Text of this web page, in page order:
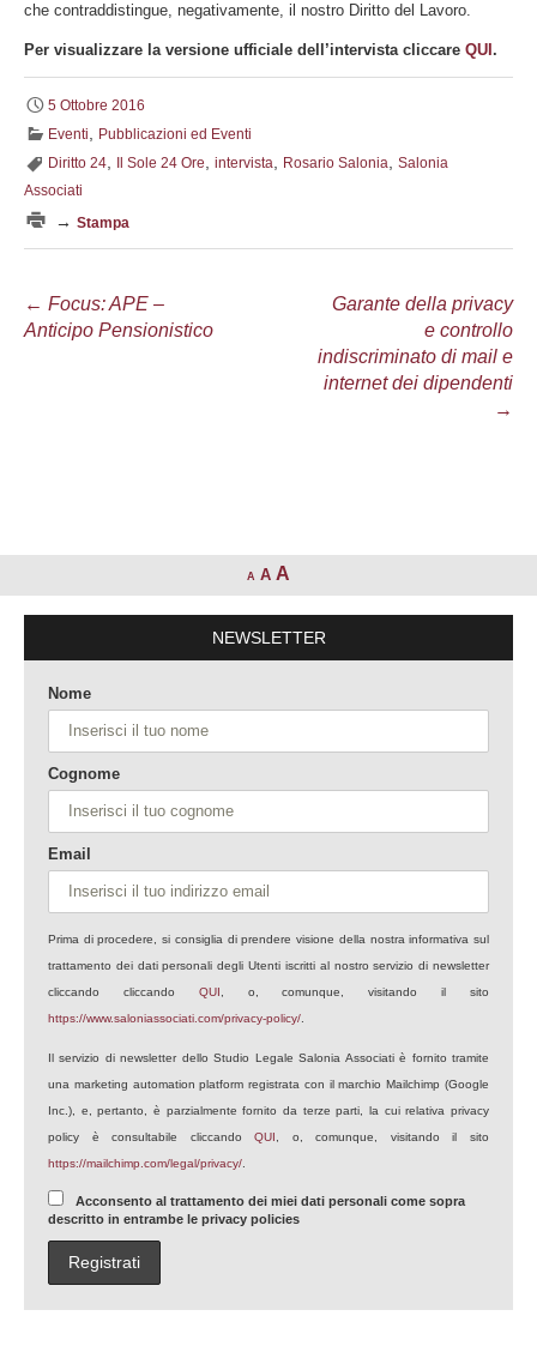
che contraddistingue, negativamente, il nostro Diritto del Lavoro.
Per visualizzare la versione ufficiale dell’intervista cliccare QUI .
5 Ottobre 2016
Eventi
Pubblicazioni ed Eventi
Diritto 24
Il Sole 24 Ore intervista Rosario Salonia Salonia
Associati
→ Stampa
Navigazione
articolo
← Focus: APE –
Anticipo Pensionistico
Garante della privacy
e controllo
indiscriminato di mail e
internet dei dipendenti
→
A A A
NEWSLETTER
Nome
Cognome
Email
Prima di procedere, si consiglia di prendere visione della nostra informativa sul
trattamento dei dati personali degli Utenti iscritti al nostro servizio di newsletter
cliccando cliccando QUI , o, comunque, visitando il sito
https://www.saloniassociati.com/privacy-policy/
Il servizio di newsletter dello Studio Legale Salonia Associati è fornito tramite
una marketing automation platform registrata con il marchio Mailchimp (Google
Inc.), e, pertanto, è parzialmente fornito da terze parti, la cui relativa privacy
policy è consultabile cliccandoQUI
, o, comunque, visitando il sito
https://mailchimp.com/legal/privacy/
Acconsento al trattamento dei miei dati personali come sopra
descritto in entrambe le privacy policies